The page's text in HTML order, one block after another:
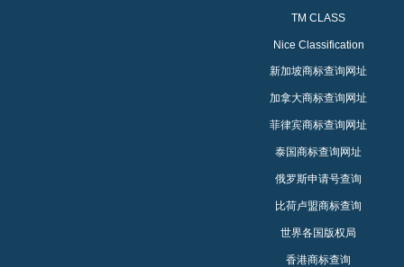
TM CLASS
Nice Classification
新加坡商标查询网址
加拿大商标查询网址
菲律宾商标查询网址
泰国商标查询网址
俄罗斯申请号查询
比荷卢盟商标查询
世界各国版权局
香港商标查询